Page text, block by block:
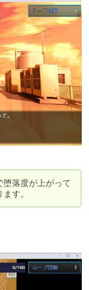
落度が上がって
す。